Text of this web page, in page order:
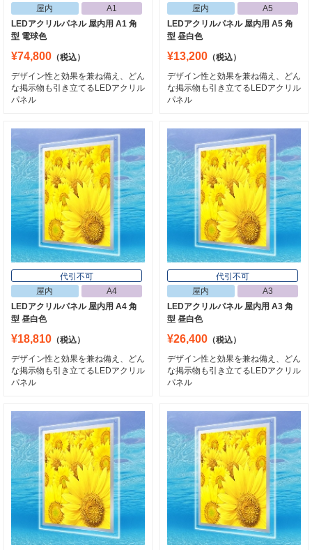
屋内
A1
LEDアクリルパネル 屋内用 A1 角
型 電球色
¥74,800 （税込）
デザイン性と効果を兼ね備え、どん
な掲示物も引き立てるLEDアクリル
パネル
屋内
A5
LEDアクリルパネル 屋内用 A5 角
型 昼白色
¥13,200 （税込）
デザイン性と効果を兼ね備え、どん
な掲示物も引き立てるLEDアクリル
パネル
代引不可
屋内
A4
LEDアクリルパネル 屋内用 A4 角
型 昼白色
¥18,810 （税込）
デザイン性と効果を兼ね備え、どん
な掲示物も引き立てるLEDアクリル
パネル
代引不可
屋内
A3
LEDアクリルパネル 屋内用 A3 角
型 昼白色
¥26,400 （税込）
デザイン性と効果を兼ね備え、どん
な掲示物も引き立てるLEDアクリル
パネル